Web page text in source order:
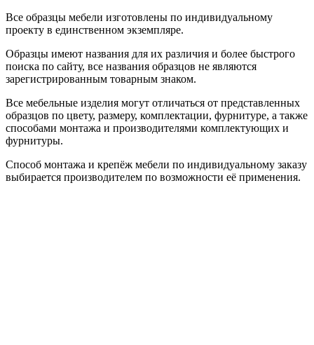
Все образцы мебели изготовлены по индивидуальному
проекту в единственном экземпляре.
Образцы имеют названия для их различия и более быстрого
поиска по сайту, все названия образцов не являются
зарегистрированным товарным знаком.
Все мебельные изделия могут отличаться от представленных
образцов по цвету, размеру, комплектации, фурнитуре, а также
способами монтажа и производителями комплектующих и
фурнитуры.
Способ монтажа и крепёж мебели по индивидуальному заказу
выбирается производителем по возможности её применения.